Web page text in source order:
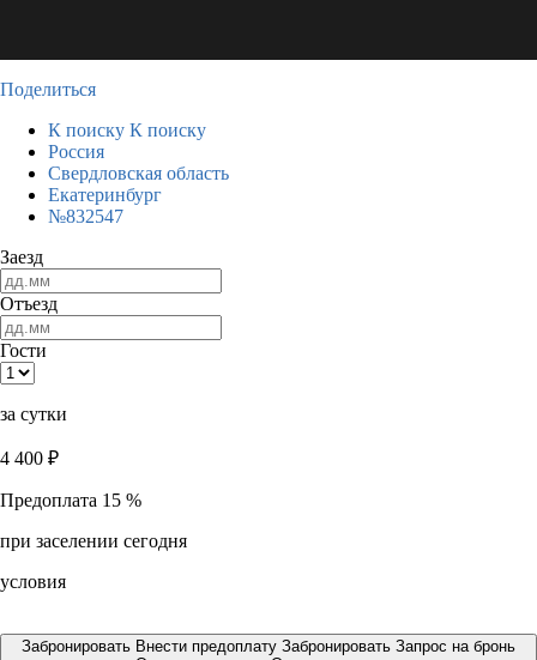
Поделиться
К поиску К поиску
Россия
Свердловская область
Екатеринбург
№832547
Заезд
Отъезд
Гости
за сутки
4 400 ₽
Предоплата 15 %
при заселении сегодня
условия
Забронировать Внести предоплату Забронировать Запрос на бронь